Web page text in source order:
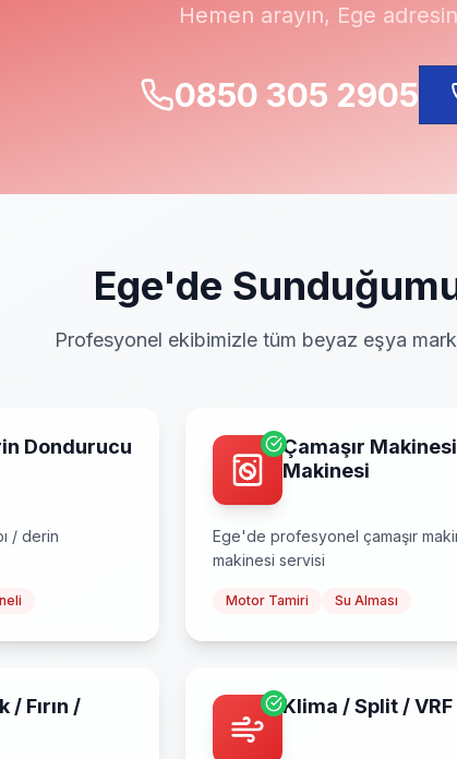
Hemen arayın, Ege
0850 305 2905
Ege'de
Profesyonel ekibimizle tüm beyaz eşya
Dondurucu
/ derin
Çamaşır
Makinesi
Ege'de profesyonel çamaşır
makinesi servisi
Motor Tamiri Su Alması
/ Fırın /
Klima / Split / VRF